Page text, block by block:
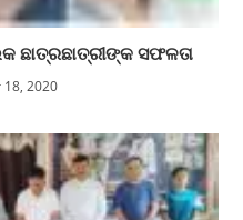
ଛାତ୍ରଛାତ୍ରୀଙ୍କ ସଫଳତା
2020